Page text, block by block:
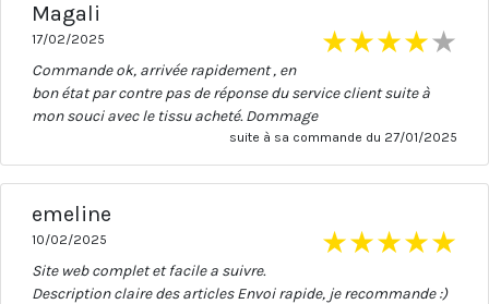
Magali
17/02/2025 ★★★★★
Commande ok, arrivée rapidement , en
bon état par contre pas de réponse du service client suite à
mon souci avec le tissu acheté. Dommage
suite à sa commande du 27/01/2025
emeline
10/02/2025 ★★★★★
Site web complet et facile a suivre.
Description claire des articles Envoi rapide, je recommande :)